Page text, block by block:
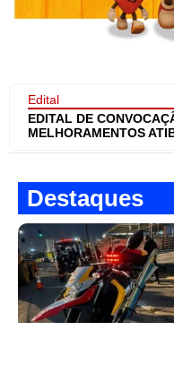
Edital
EDITAL DE
MELHORAMENTOS
Destaques